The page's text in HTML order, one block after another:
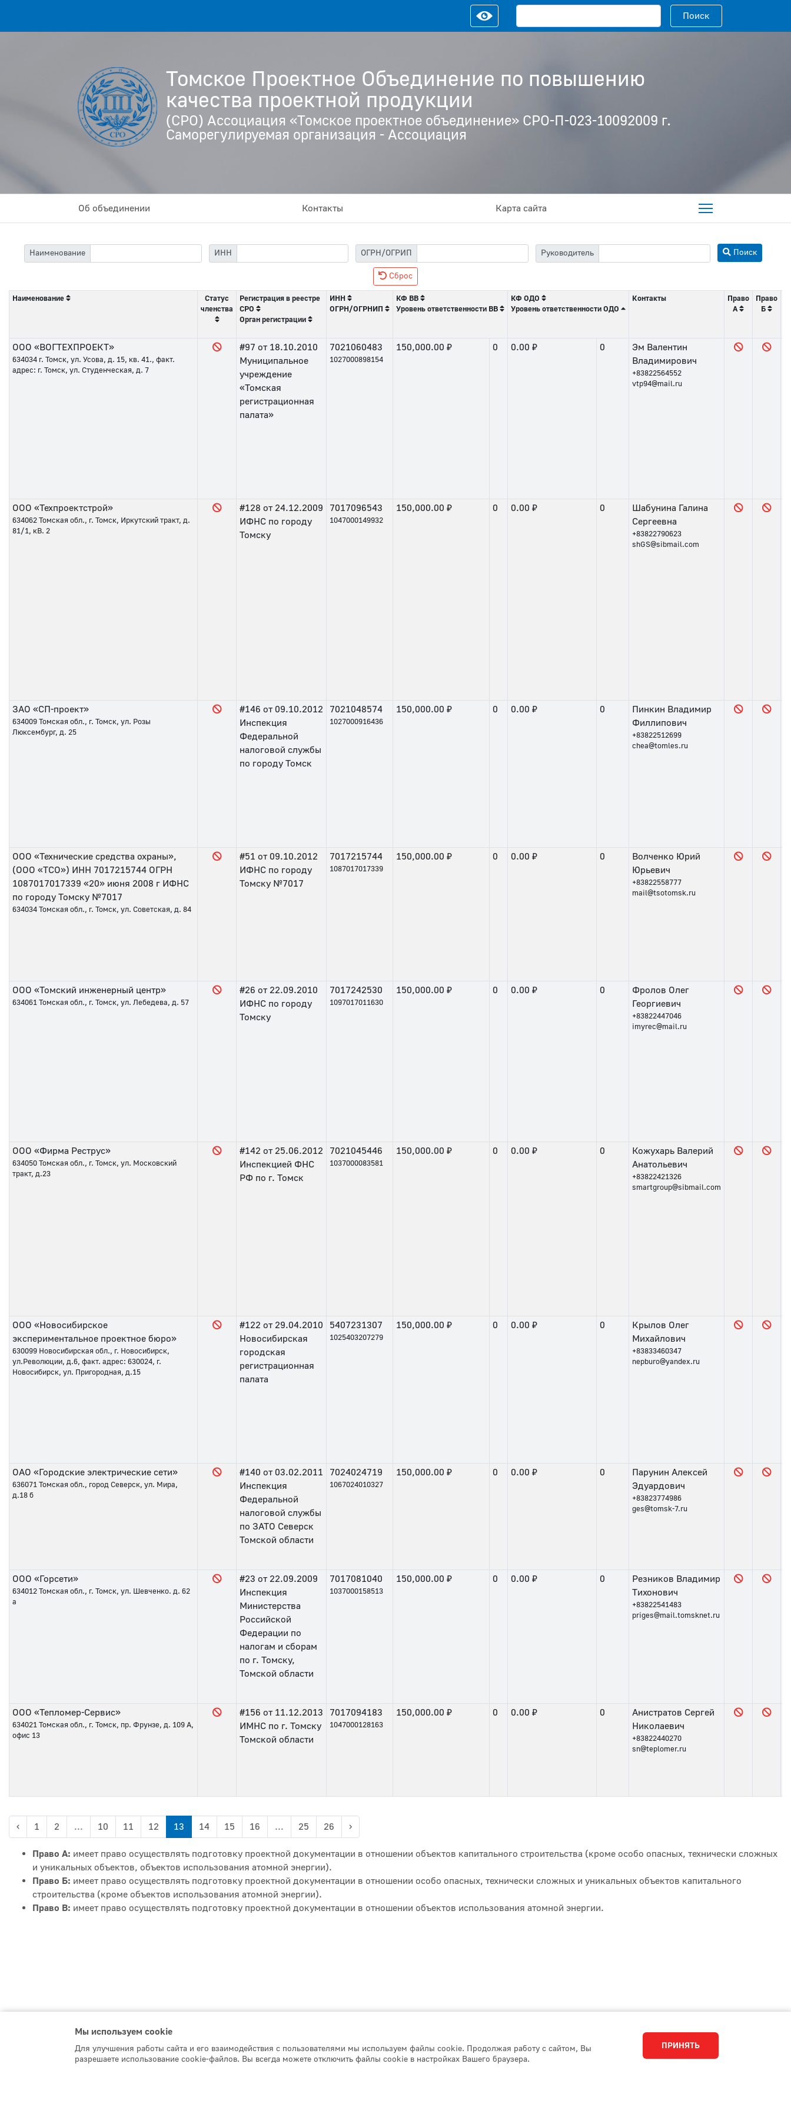
Поисковый запрос
Поиск
Томское Проектное Объединение по повышению
качества проектной продукции
(СРО) Ассоциация «Томское проектное объединение» СРО-П-023-10092009 г.
Саморегулируемая организация - Ассоциация
Об объединении Контакты Карта сайта
Наименование ИНН ОГРН/ОГРИП Руководитель Поиск
Сброс
Наименование
Статус
членства
Регистрация в реестре
СРО
Орган регистрации
ИНН
ОГРН/ОГРНИП
КФ ВВ
Уровень ответственности ВВ
КФ ОДО
Уровень ответственности ОДО
Контакты
Право
А
Право
Б
ООО «ВОГТЕХПРОЕКТ»
634034 г. Томск, ул. Усова, д. 15, кв. 41., факт.
адрес: г. Томск, ул. Студенческая, д. 7
#97 от 18.10.2010
Муниципальное
учреждение
«Томская
регистрационная
палата»
7021060483
1027000898154
150,000.00 ₽ 0 0.00 ₽ 0
Эм Валентин
Владимирович
+83822564552
vtp94@mail.ru
ООО «Техпроектстрой»
634062 Томская обл., г. Томск, Иркутский тракт, д.
81/1, кВ. 2
#128 от 24.12.2009
ИФНС по городу
Томску
7017096543
1047000149932
150,000.00 ₽ 0 0.00 ₽ 0
Шабунина Галина
Сергеевна
+83822790623
shGS@sibmail.com
ЗАО «СП-проект»
634009 Томская обл., г. Томск, ул. Розы
Люксембург, д. 25
#146 от 09.10.2012
Инспекция
Федеральной
налоговой службы
по городу Томск
7021048574
1027000916436
150,000.00 ₽ 0 0.00 ₽ 0
Пинкин Владимир
Филлипович
+83822512699
chea@tomles.ru
ООО «Технические средства охраны»,
(ООО «ТСО») ИНН 7017215744 ОГРН
1087017017339 «20» июня 2008 г ИФНС
по городу Томску №7017
634034 Томская обл., г. Томск, ул. Советская, д. 84
#51 от 09.10.2012
ИФНС по городу
Томску №7017
7017215744
1087017017339
150,000.00 ₽ 0 0.00 ₽ 0
Волченко Юрий
Юрьевич
+83822558777
mail@tsotomsk.ru
ООО «Томский инженерный центр»
634061 Томская обл., г. Томск, ул. Лебедева, д. 57
#26 от 22.09.2010
ИФНС по городу
Томску
7017242530
1097017011630
150,000.00 ₽ 0 0.00 ₽ 0
Фролов Олег
Георгиевич
+83822447046
imyrec@mail.ru
ООО «Фирма Реструс»
634050 Томская обл., г. Томск, ул. Московский
тракт, д.23
#142 от 25.06.2012
Инспекцией ФНС
РФ по г. Томск
7021045446
1037000083581
150,000.00 ₽ 0 0.00 ₽ 0
Кожухарь Валерий
Анатольевич
+83822421326
smartgroup@sibmail.com
ООО «Новосибирское
экспериментальное проектное бюро»
630099 Новосибирская обл., г. Новосибирск,
ул.Революции, д.6, факт. адрес: 630024, г.
Новосибирск, ул. Пригородная, д.15
#122 от 29.04.2010
Новосибирская
городская
регистрационная
палата
5407231307
1025403207279
150,000.00 ₽ 0 0.00 ₽ 0
Крылов Олег
Михайлович
+83833460347
nepburo@yandex.ru
ОАО «Городские электрические сети»
636071 Томская обл., город Северск, ул. Мира,
д.18 б
#140 от 03.02.2011
Инспекция
Федеральной
налоговой службы
по ЗАТО Северск
Томской области
7024024719
1067024010327
150,000.00 ₽ 0 0.00 ₽ 0
Парунин Алексей
Эдуардович
+83823774986
ges@tomsk-7.ru
ООО «Горсети»
634012 Томская обл., г. Томск, ул. Шевченко. д. 62
а
#23 от 22.09.2009
Инспекция
Министерства
Российской
Федерации по
налогам и сборам
по г. Томску,
Томской области
7017081040
1037000158513
150,000.00 ₽ 0 0.00 ₽ 0
Резников Владимир
Тихонович
+83822541483
priges@mail.tomsknet.ru
ООО «Тепломер-Сервис»
634021 Томская обл., г. Томск, пр. Фрунзе, д. 109 А,
офис 13
#156 от 11.12.2013
ИМНС по г. Томску
Томской области
7017094183
1047000128163
150,000.00 ₽ 0 0.00 ₽ 0
Анистратов Сергей
Николаевич
+83822440270
sn@teplomer.ru
‹ 1 2 ... 10 11 12 13 14 15 16 ... 25 26 ›
Право А: имеет право осуществлять подготовку проектной документации в отношении объектов капитального строительства (кроме особо опасных, технически сложных
и уникальных объектов, объектов использования атомной энергии).
Право Б: имеет право осуществлять подготовку проектной документации в отношении особо опасных, технически сложных и уникальных объектов капитального
строительства (кроме объектов использования атомной энергии).
Право В: имеет право осуществлять подготовку проектной документации в отношении объектов использования атомной энергии.
Мы используем сookie
Для улучшения работы сайта и его взаимодействия с пользователями мы используем файлы cookie. Продолжая работу с сайтом, Вы
разрешаете использование cookie-файлов. Вы всегда можете отключить файлы cookie в настройках Вашего браузера.
ПРИНЯТЬ